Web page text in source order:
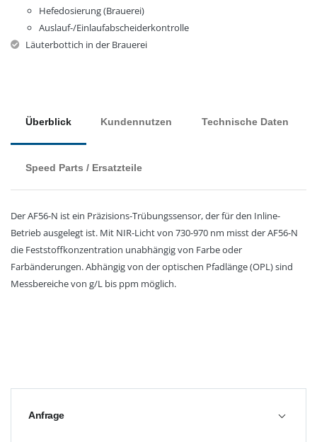
Anfrage
Hefedosierung (Brauerei)
Auslauf-/Einlaufabscheiderkontrolle
Läuterbottich in der Brauerei
Überblick Kundennutzen Technische Daten
Speed Parts / Ersatzteile
Der AF56-N ist ein Präzisions-Trübungssensor, der für den Inline-
Betrieb ausgelegt ist. Mit NIR-Licht von 730-970 nm misst der AF56-N
die Feststoffkonzentration unabhängig von Farbe oder
Farbänderungen. Abhängig von der optischen Pfadlänge (OPL) sind
Messbereiche von g/L bis ppm möglich.